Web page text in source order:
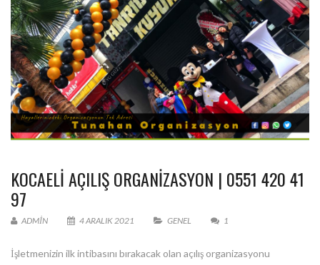
KOCAELİ AÇILIŞ ORGANIZASYON | 0551 420 41
97
ADMIN 4 ARALIK 2021 GENEL 1
İşletmenizin ilk intibasını bırakacak olan açılış organizasyonu